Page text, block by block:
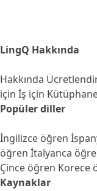
LingQ Hakkında
Hakkında
için İş için
Popüler diller
İngilizce öğren
öğren İtalyanca
Çince öğren Korece
Kaynaklar